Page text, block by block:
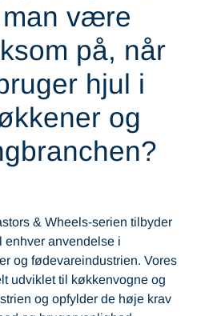
være
på, når
hjul i
og
& Wheels-serien tilbyder
enhver anvendelse i
og fødevareindustrien. Vores
udviklet til køkkenvogne og
og opfylder de høje krav